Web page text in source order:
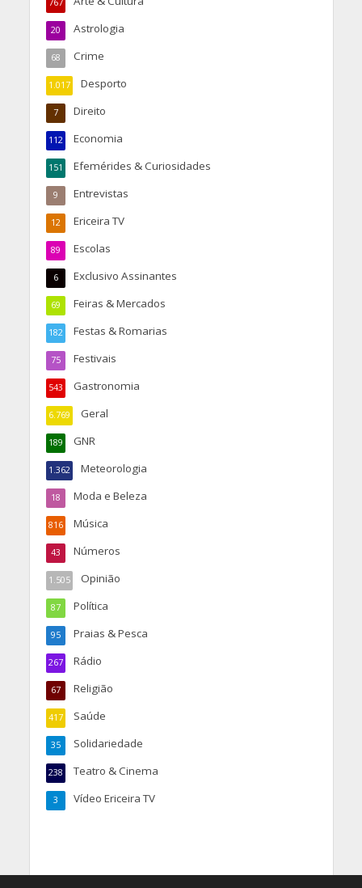
767
Astrologia
20
Crime
68
Desporto
1.017
Direito
7
Economia
112
Efemérides & Curiosidades
151
Entrevistas
9
Ericeira TV
12
Escolas
89
Exclusivo Assinantes
6
Feiras & Mercados
69
Festas & Romarias
182
Festivais
75
Gastronomia
543
Geral
6.769
GNR
189
Meteorologia
1.362
Moda e Beleza
18
Música
816
Números
43
Opinião
1.505
Política
87
Praias & Pesca
95
Rádio
267
Religião
67
Saúde
417
Solidariedade
35
Teatro & Cinema
238
Vídeo Ericeira TV
3